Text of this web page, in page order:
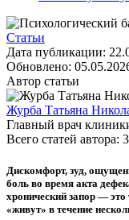
Статьи
Дата публикации:
Обновлено:
Автор статьи
Журба Татьяна
Главный врач
Всего статей автора:
Дискомфорт, зуд,
боль во время акта
хронический запор —
«живут» в течение